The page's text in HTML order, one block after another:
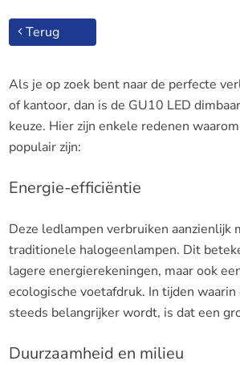
Terug
Als je op zoek bent naar de perfecte
of kantoor, dan is de GU10 LED
keuze. Hier zijn enkele redenen
populair zijn:
Energie-efficiëntie
Deze ledlampen verbruiken aanzienlijk
traditionele halogeenlampen. Dit
lagere energierekeningen, maar ook
ecologische voetafdruk. In tijden waarin
steeds belangrijker wordt, is dat een
Duurzaamheid en milieu